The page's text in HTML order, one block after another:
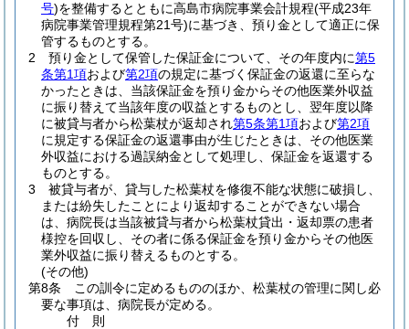
号)を整備するとともに高島市病院事業会計規程(平成23年
病院事業管理規程第21号)に基づき、預り金として適正に保
管するものとする。
2
預り金として保管した保証金について、その年度内に第5
条第1項および第2項の規定に基づく保証金の返還に至らな
かったときは、当該保証金を預り金からその他医業外収益
に振り替えて当該年度の収益とするものとし、翌年度以降
に被貸与者から松葉杖が返却され第5条第1項および第2項
に規定する保証金の返還事由が生じたときは、その他医業
外収益における過誤納金として処理し、保証金を返還する
ものとする。
3
被貸与者が、貸与した松葉杖を修復不能な状態に破損し、
または紛失したことにより返却することができない場合
は、病院長は当該被貸与者から松葉杖貸出・返却票の患者
様控を回収し、その者に係る保証金を預り金からその他医
業外収益に振り替えるものとする。
(その他)
第8条
この訓令に定めるもののほか、松葉杖の管理に関し必
要な事項は、病院長が定める。
付 則